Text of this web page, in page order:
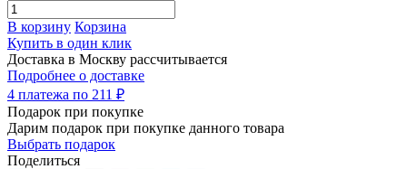
В корзину Корзина
Купить в один клик
Доставка в Москву рассчитывается
Подробнее о доставке
4 платежа по 211 ₽
Подарок при покупке
Дарим подарок при покупке данного товара
Выбрать подарок
Поделиться